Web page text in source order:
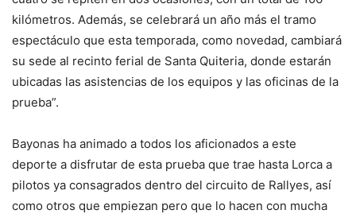
kilómetros. Además, se celebrará un año más el tramo
espectáculo que esta temporada, como novedad, cambiará
su sede al recinto ferial de Santa Quiteria, donde estarán
ubicadas las asistencias de los equipos y las oficinas de la
prueba”.
Bayonas ha animado a todos los aficionados a este
deporte a disfrutar de esta prueba que trae hasta Lorca a
pilotos ya consagrados dentro del circuito de Rallyes, así
como otros que empiezan pero que lo hacen con mucha